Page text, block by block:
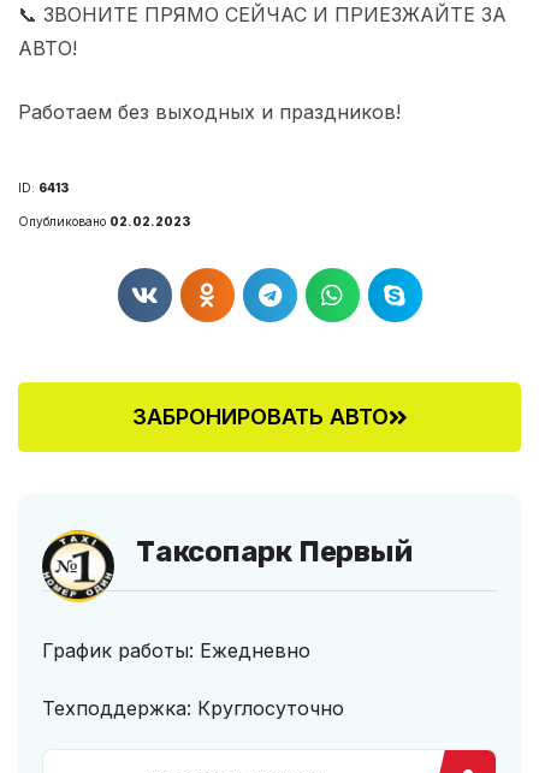
📞 ЗВОНИТЕ ПРЯМО СЕЙЧАС И ПРИЕЗЖАЙТЕ ЗА
АВТО!
Работаем без выходных и праздников!
ID: 6413
Опубликовано 02.02.2023
ЗАБРОНИРОВАТЬ АВТО
Таксопарк Первый
График работы: Ежедневно
Техподдержка: Круглосуточно